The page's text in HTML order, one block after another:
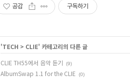
공감 구독하기
'TECH > CLIE' 카테고리의 다른 글
CLIE TH55에서 음악 듣기
(9)
AlbumSwap 1.1 for the CLIE (0)